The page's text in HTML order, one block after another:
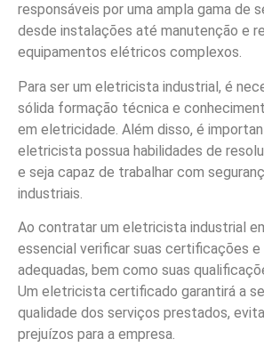
responsáveis por uma ampla gama de
desde instalações até manutenção e
equipamentos elétricos complexos.
Para ser um eletricista industrial, é
sólida formação técnica e
em eletricidade. Além disso, é
eletricista possua habilidades de
e seja capaz de trabalhar com
industriais.
Ao contratar um eletricista industrial
essencial verificar suas certificações e
adequadas, bem como suas
Um eletricista certificado garantirá a
qualidade dos serviços prestados,
prejuízos para a empresa.